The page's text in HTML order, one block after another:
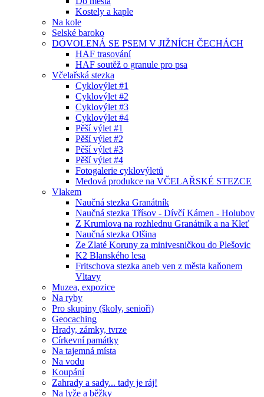
Kostely a kaple
Na kole
Selské baroko
DOVOLENÁ SE PSEM V JIŽNÍCH ČECHÁCH
HAF trasování
HAF soutěž o granule pro psa
Včelařská stezka
Cyklovýlet #1
Cyklovýlet #2
Cyklovýlet #3
Cyklovýlet #4
Pěší výlet #1
Pěší výlet #2
Pěší výlet #3
Pěší výlet #4
Fotogalerie cyklovýletů
Medová produkce na VČELAŘSKÉ STEZCE
Vlakem
Naučná stezka Granátník
Naučná stezka Třísov - Dívčí Kámen - Holubov
Z Krumlova na rozhlednu Granátník a na Kleť
Naučná stezka Olšina
Ze Zlaté Koruny za minivesničkou do Plešovic
K2 Blanského lesa
Fritschova stezka aneb ven z města kaňonem
Vltavy
Muzea, expozice
Na ryby
Pro skupiny (školy, senioři)
Geocaching
Hrady, zámky, tvrze
Církevní památky
Na tajemná místa
Na vodu
Koupání
Zahrady a sady... tady je ráj!
Na lyže a běžky